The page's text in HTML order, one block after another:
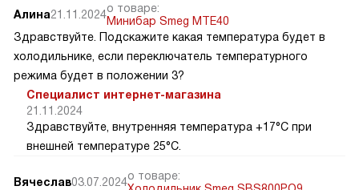
Алина21.11.2024о товаре:
Минибар Smeg MTE40
Здравствуйте. Подскажите какая температура будет в
холодильнике, если переключатель температурного
режима будет в положении 3?
Специалист интернет-магазина
21.11.2024
Здравствуйте, внутренняя температура +17°C при
внешней температуре 25°C.
Вячеслав03.07.2024о товаре: